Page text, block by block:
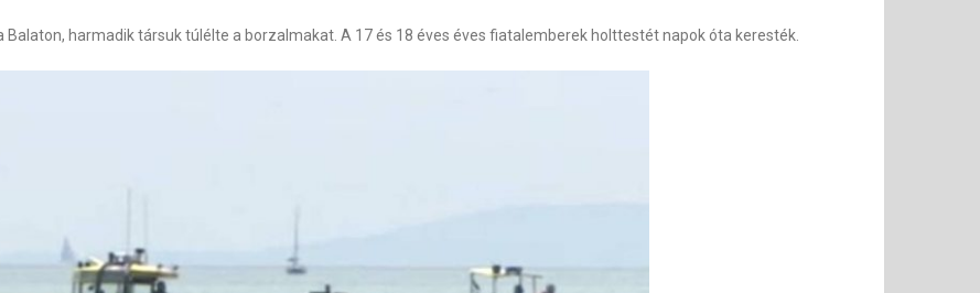
harmadik társuk túlélte a borzalmakat. A 17 és 18 éves éves fiatalemberek holttestét napok óta keresték.